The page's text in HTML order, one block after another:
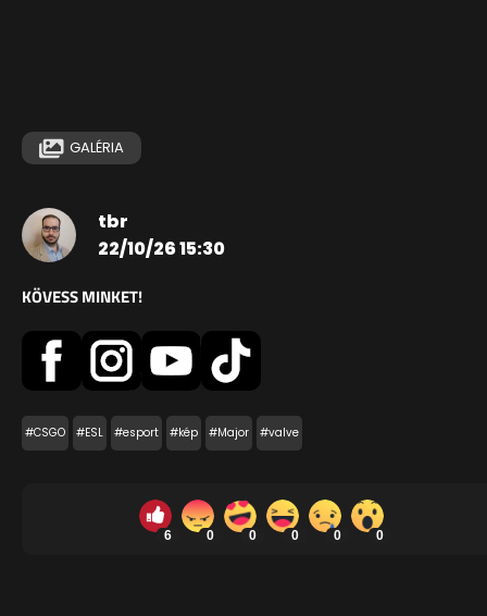
GALÉRIA
tbr
22/10/26 15:30
KÖVESS MINKET!
#CSGO #ESL #esport #kép #Major #valve
6 0 0 0 0 0